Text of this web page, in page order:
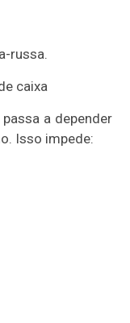
russa.
caixa
a depender
Isso impede: